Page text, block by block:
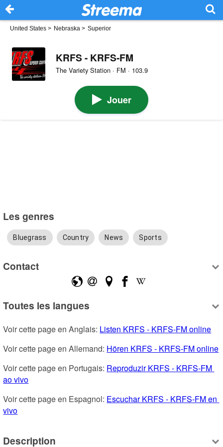
United States > Nebraska > Superior
KRFS - KRFS-FM
The Variety Station · FM · 103.9
Jouer
Les genres
Bluegrass Country News Sports
Contact
Toutes les langues
Voir cette page en Anglais: Listen KRFS - KRFS-FM online
Voir cette page en Allemand: Hören KRFS - KRFS-FM online
Voir cette page en Portugais: Reproduzir KRFS - KRFS-FM
ao vivo
Voir cette page en Espagnol: Escuchar KRFS - KRFS-FM en
vivo
Description